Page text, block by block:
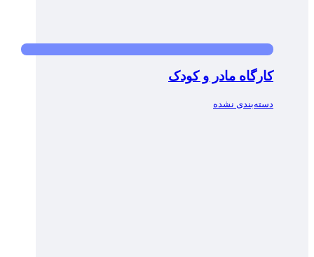
کارگاه مادر و کودک
دسته‌بندی نشده